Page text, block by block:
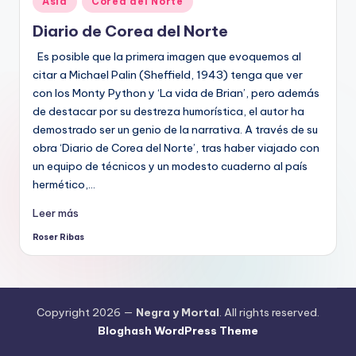
en
Diario de Corea del Norte
Es posible que la primera imagen que evoquemos al
citar a Michael Palin (Sheffield, 1943) tenga que ver
con los Monty Python y ‘La vida de Brian’, pero además
de destacar por su destreza humorística, el autor ha
demostrado ser un genio de la narrativa. A través de su
obra ‘Diario de Corea del Norte’, tras haber viajado con
un equipo de técnicos y un modesto cuaderno al país
hermético,…
Leer más
Publicado
Roser Ribas
Copyright 2026 — Negra y Mortal. All rights reserved.
Bloghash WordPress Theme